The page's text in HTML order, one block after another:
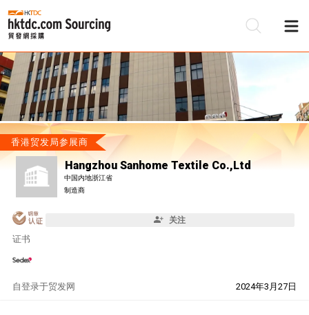
香港贸发局参展商
Hangzhou Sanhome Textile Co.,Ltd
中国内地浙江省
制造商
关注
证书
自 2024年3月27日
登录于贸发网